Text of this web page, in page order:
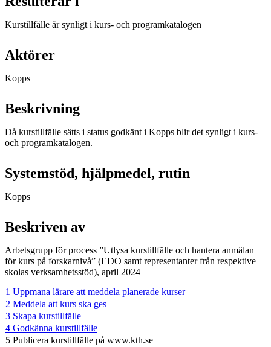
Kurstillfälle är synligt i kurs- och programkatalogen
Aktörer
Kopps
Beskrivning
Då kurstillfälle sätts i status godkänt i Kopps blir det synligt i kurs-
och programkatalogen.
Systemstöd, hjälpmedel, rutin
Kopps
Beskriven av
Arbetsgrupp för process ”Utlysa kurstillfälle och hantera anmälan
för kurs på forskarnivå” (EDO samt representanter från respektive
skolas verksamhetsstöd), april 2024
1 Uppmana lärare att meddela planerade kurser
2 Meddela att kurs ska ges
3 Skapa kurstillfälle
4 Godkänna kurstillfälle
5 Publicera kurstillfälle på www.kth.se